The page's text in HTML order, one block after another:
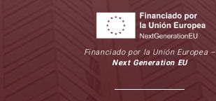
Financiado por la Unión Europea –
Next Generation EU